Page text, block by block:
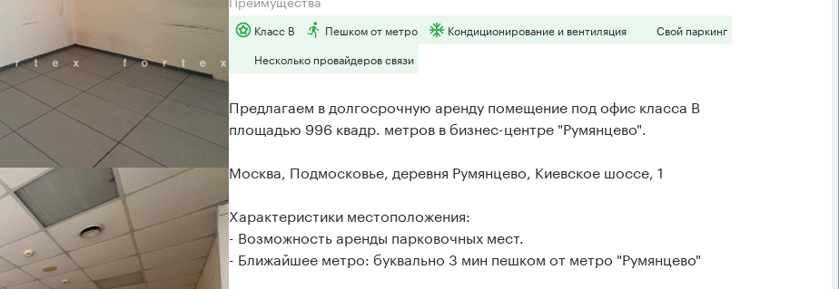
Класс B Пешком от метро Кондиционирование и вентиляция
Свой паркинг
Несколько провайдеров связи
Предлагаем в долгосрочную аренду помещение под офис класса B
площадью 996 квадр. метров в бизнес-центре "Румянцево".
Москва, Подмосковье, деревня Румянцево, Киевское шоссе, 1
Характеристики местоположения:
- Возможность аренды парковочных мест.
- Ближайшее метро: буквально 3 мин пешком от метро "Румянцево"